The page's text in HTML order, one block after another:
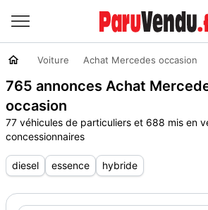
Voiture Achat Mercedes occasion
765 annonces Achat
occasion
77 véhicules de particuliers et 688 mis en
concessionnaires
diesel essence hybride